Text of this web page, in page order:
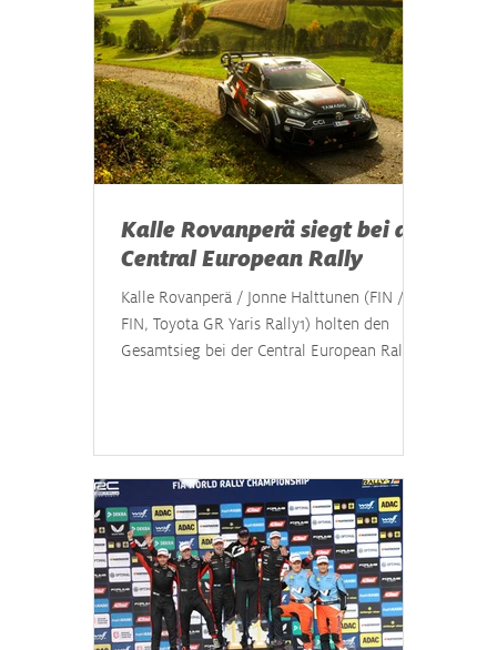
Kalle Rovanperä siegt bei der
Central European Rally
Kalle Rovanperä / Jonne Halttunen (FIN /
FIN, Toyota GR Yaris Rally1) holten den
Gesamtsieg bei der Central European Rally.
Lauf zur Rallye-Weltmeisterschaft gegen
seine Markenkollegen Elfyn Evans (GBR) /
Scott Martin (GBR) sowie Ott Tänak (EST) /
Martin Järveoja (EST) im Hyundai i20 N
Rally1 durch. In der Fahrer-Weltmeisterschaft
führt nun Evans (247 Punkte)